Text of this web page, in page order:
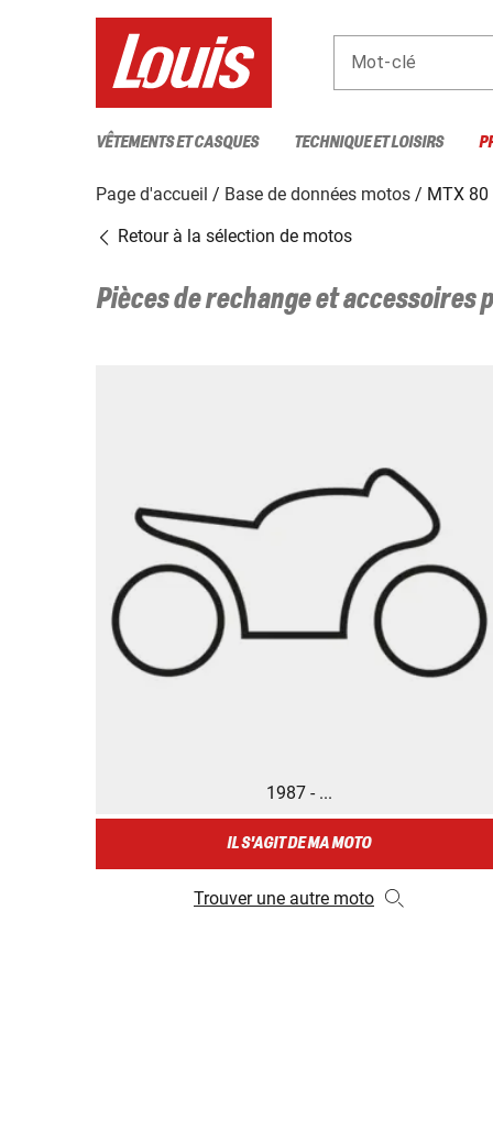
Mot-clé
VÊTEMENTS ET CASQUES TECHNIQUE ET LOISIRS
Page d'accueil Base de données motos
MTX 80
Retour à la sélection de motos
Pièces de rechange et accessoires
1987 - ...
IL S'AGIT DE MA MOTO
Trouver une autre moto